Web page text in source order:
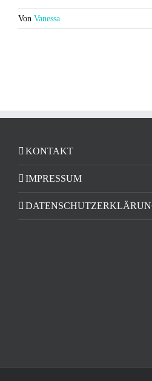
Von Vanessa
KONTAKT
IMPRESSUM